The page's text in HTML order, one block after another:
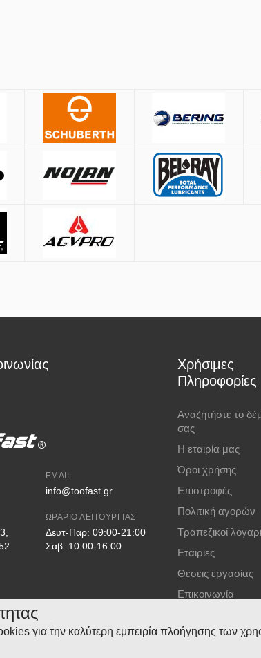
πραγματοποιούνται μέσω ACS
2.90€
1.50€
μεταφορικά για παραγγελίες άνω των
Πληρωμή στον courier κατά την παράδοση
VISA & Mastercard.
Eurobankμε
σε Τραπεζικό Λογαριασμό:
πρέπει να γίνει εντός
και να
EMAIL
info@toofast.gr
ΩΡΆΡΙΟ ΛΕΙΤΟΥΡΓΊΑΣ
Δευτ-Παρ: 09:00-21:00
Σαβ: 10:00-16:00
Χρήσιμες
Πληροφορίες
Αναζητήστε το
σας
Η εταιρία μας
Όροι χρήσης
Επιστροφές
Πολιτική αγορών
Τραπεζικοί
Εταιρίες
Θέσεις εργασίας
Επικοινωνία
για την καλύτερη εμπειρία πλοήγησης των